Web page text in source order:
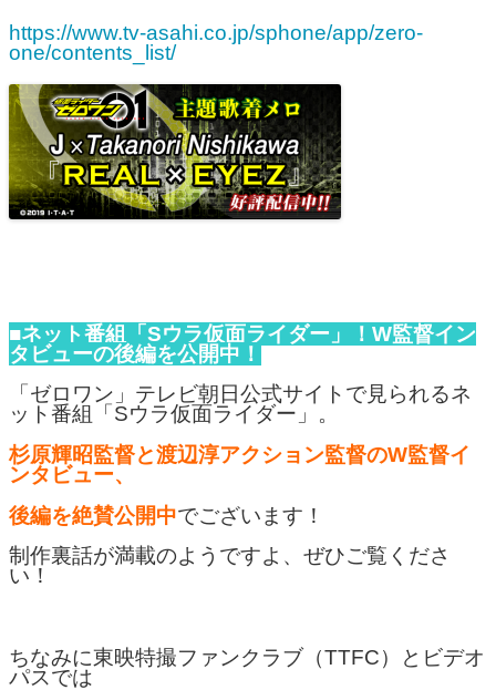
https://www.tv-asahi.co.jp/sphone/app/zero-
one/contents_list/
■ネット番組「Sウラ仮面ライダー」！W監督イン
タビューの後編を公開中！
「ゼロワン」テレビ朝日公式サイトで見られるネ
ット番組「Sウラ仮面ライダー」。
杉原輝昭監督と渡辺淳アクション監督のW監督イ
ンタビュー、
後編を絶賛公開中でございます！
制作裏話が満載のようですよ、ぜひご覧くださ
い！
ちなみに東映特撮ファンクラブ（TTFC）とビデオ
パスでは